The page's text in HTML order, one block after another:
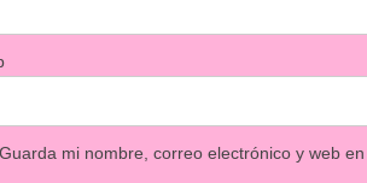
Guarda mi nombre, correo electrónico y web